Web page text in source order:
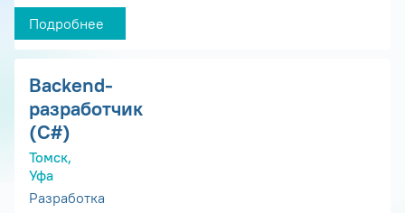
Подробнее
Backend-
разработчик
(C#)
Томск,
Уфа
Разработка